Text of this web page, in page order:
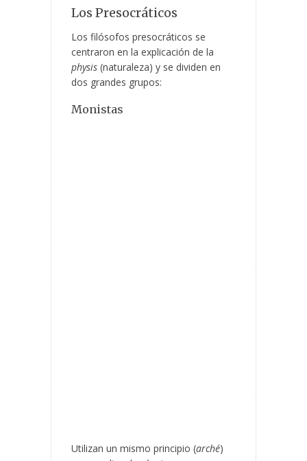
Los Presocráticos
Los filósofos presocráticos se
centraron en la explicación de la
physis (naturaleza) y se dividen en
dos grandes grupos:
Monistas
Utilizan un mismo principio (arché)